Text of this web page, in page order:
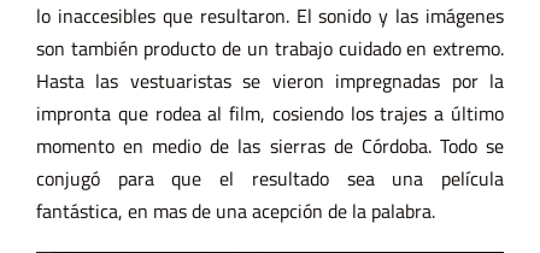
lo inaccesibles que resultaron. El sonido y las imágenes
son también producto de un trabajo cuidado en extremo.
Hasta las vestuaristas se vieron impregnadas por la
impronta que rodea al film, cosiendo los trajes a último
momento en medio de las sierras de Córdoba. Todo se
conjugó para que el resultado sea una película
fantástica, en mas de una acepción de la palabra.